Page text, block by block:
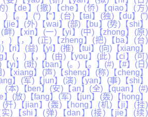
)【de】(撤)【che】(侨)【qiao】(方)
)【。】(“)【“】(台)【tai】(独)【du】(”)
jie】(外)【wai】(部)【bu】(势)【shi】
衅)【xin】(一)【yi】(中)【zhong】(原)
)【，】(正)【zheng】(把)【ba】(台)
【ri】(益)【yi】(推)【tui】(向)【xiang】
】(，)【，】(由)【you】(此)【ci】(可)
【yi】(斑)【ban】(。)【。】(#)【#】(日)
)【xiang】(声)【sheng】(称)【cheng】
】(军)【jun】(演)【yan】(事)【shi】
(本)【ben】(安)【an】(全)【quan】(#)
】(放)【fang】(军)【jun】(轰)【hong】
歼)【jian】(轰)【hong】(机)【ji】(挂)
实)【shi】(弹)【dan】(接)【jie】(续)